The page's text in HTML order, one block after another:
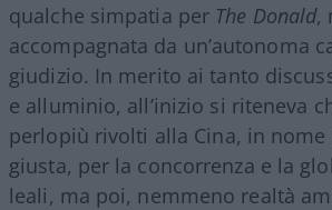
qualche simpatia per The Donald,
accompagnata da un’autonoma
giudizio. In merito ai tanto
e alluminio, all’inizio si riteneva
perlopiù rivolti alla Cina, in nome
giusta, per la concorrenza e la
leali, ma poi, nemmeno realtà